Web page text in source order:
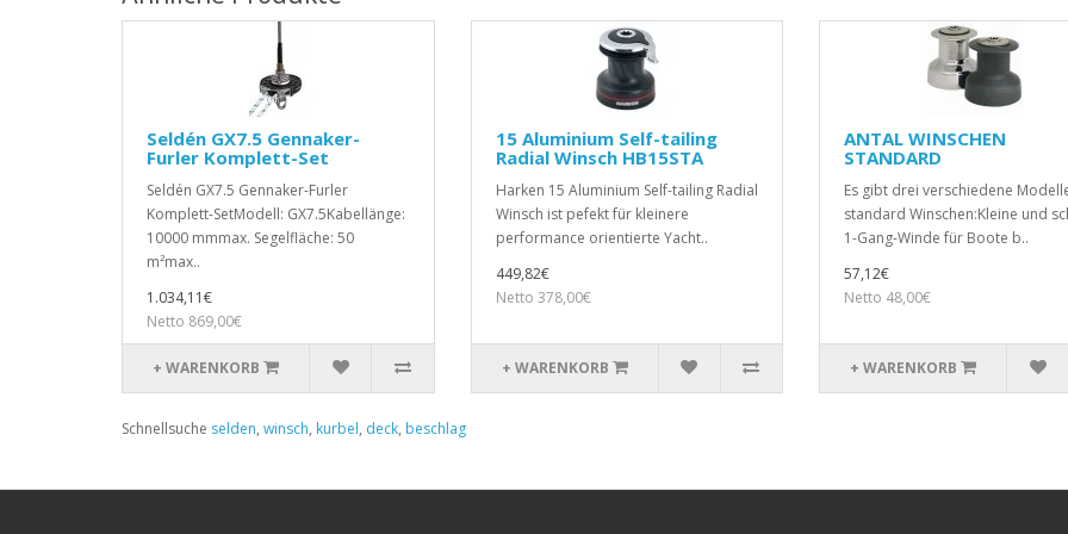
Seldén GX7.5 Gennaker-
Furler Komplett-Set
Seldén GX7.5 Gennaker-Furler
Komplett-SetModell: GX7.5Kabellänge:
10000 mmmax. Segelfläche: 50
m²max..
1.034,11€
Netto 869,00€
+ WARENKORB
15 Aluminium Self-tailing
Radial Winsch HB15STA
Harken 15 Aluminium Self-tailing Radial
Winsch ist pefekt für kleinere
performance orientierte Yacht..
449,82€
Netto 378,00€
+ WARENKORB
ANTAL WINSCHEN
STANDARD
Es gibt drei verschiedene
standard Winschen:Kleine und
1-Gang-Winde für Boote b..
57,12€
Netto 48,00€
+ WARENKORB
Schnellsuche selden, winsch, kurbel, deck, beschlag